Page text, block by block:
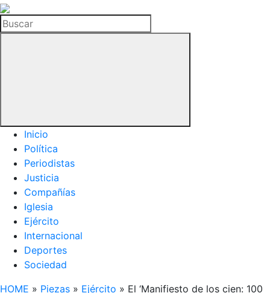
La
Hemeroteca
del
Buscar
Inicio
Política
Periodistas
Justicia
Compañías
Iglesia
Ejército
Internacional
Deportes
Sociedad
HOME » Piezas » Ejército » El ‘Manifiesto de los cien: 100